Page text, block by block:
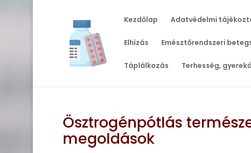
Kezdőlap Adatvédelmi
Elhízás Emésztőrendszeri
Táplálkozás Terhesség,
Ösztrogénpótlás
megoldások